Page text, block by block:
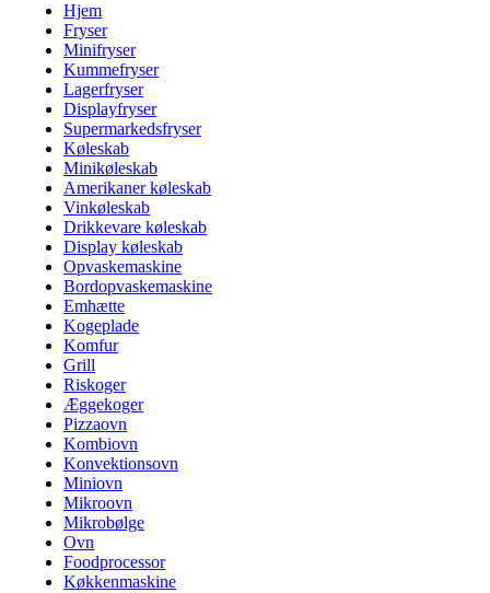
Hjem
Fryser
Minifryser
Kummefryser
Lagerfryser
Displayfryser
Supermarkedsfryser
Køleskab
Minikøleskab
Amerikaner køleskab
Vinkøleskab
Drikkevare køleskab
Display køleskab
Opvaskemaskine
Bordopvaskemaskine
Emhætte
Kogeplade
Komfur
Grill
Riskoger
Æggekoger
Pizzaovn
Kombiovn
Konvektionsovn
Miniovn
Mikroovn
Mikrobølge
Ovn
Foodprocessor
Køkkenmaskine